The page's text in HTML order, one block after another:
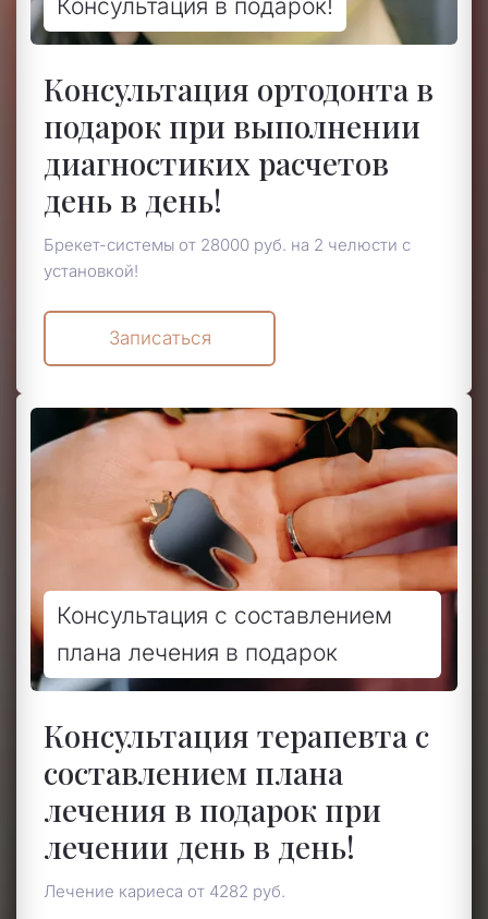
Консультация ортодонта в
подарок при выполнении
диагностиких расчетов
день в день!
Консультация в подарок!
Брекет-системы от 28000 руб. на 2 челюсти с
установкой!
Записаться
Консультация терапевта с
составлением плана
лечения в подарок при
лечении день в день!
Консультация с составлением
плана лечения в подарок
Лечение кариеса от 4282 руб.